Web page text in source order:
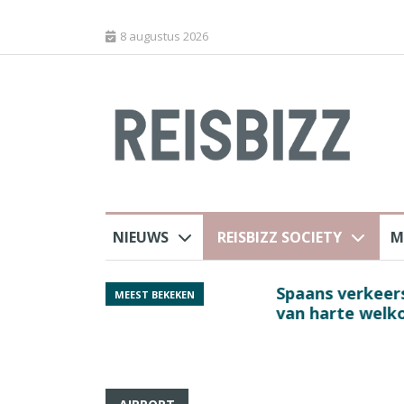
8 augustus 2026
NIEUWS REISBIZZ SOCIETY
MEEST BEKEKEN
Spaans
van harte welkom’